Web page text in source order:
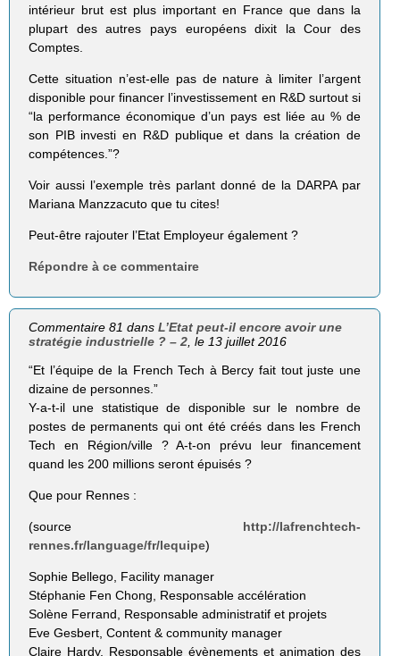
intérieur brut est plus important en France que dans la
plupart des autres pays européens dixit la Cour des
Comptes.
Cette situation n’est-elle pas de nature à limiter l’argent
disponible pour financer l’investissement en R&D surtout si
“la performance économique d’un pays est liée au % de
son PIB investi en R&D publique et dans la création de
compétences.”?
Voir aussi l’exemple très parlant donné de la DARPA par
Mariana Manzzacuto que tu cites!
Peut-être rajouter l’Etat Employeur également ?
Répondre à ce commentaire
Commentaire 81 dansL’Etat peut-il encore avoir une
stratégie industrielle ? – 2 , le 13 juillet 2016
“Et l’équipe de la French Tech à Bercy fait tout juste une
dizaine de personnes.”
Y-a-t-il une statistique de disponible sur le nombre de
postes de permanents qui ont été créés dans les French
Tech en Région/ville ? A-t-on prévu leur financement
quand les 200 millions seront épuisés ?
Que pour Rennes :
(source http://lafrenchtech-
rennes.fr/language/fr/lequipe)
Sophie Bellego, Facility manager
Stéphanie Fen Chong, Responsable accélération
Solène Ferrand, Responsable administratif et projets
Eve Gesbert, Content & community manager
Claire Hardy, Responsable évènements et animation des